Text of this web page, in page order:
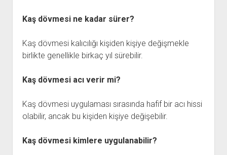
Kaş dövmesi ne kadar sürer?
Kaş dövmesi kalıcılığı kişiden kişiye değişmekle
birlikte genellikle birkaç yıl sürebilir.
Kaş dövmesi acı verir mi?
Kaş dövmesi uygulaması sırasında hafif bir acı hissi
olabilir, ancak bu kişiden kişiye değişebilir.
Kaş dövmesi kimlere uygulanabilir?